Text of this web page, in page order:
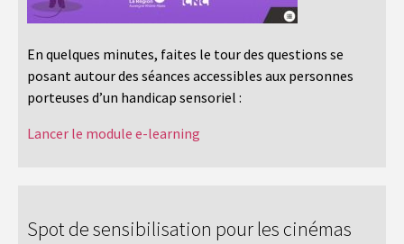
En quelques minutes, faites le tour des questions se
posant autour des séances accessibles aux personnes
porteuses d’un handicap sensoriel :
Lancer le module e-learning
Spot de sensibilisation pour les cinémas